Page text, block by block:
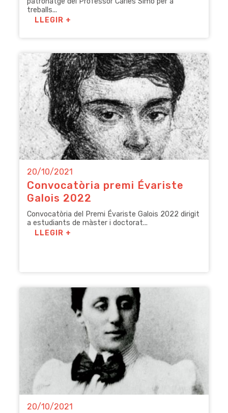
treballs...
LLEGIR +
20/10/2021
Convocatòria premi Évariste
Galois 2022
Convocatòria del Premi Évariste Galois 2022 dirigit
a estudiants de màster i doctorat...
LLEGIR +
20/10/2021